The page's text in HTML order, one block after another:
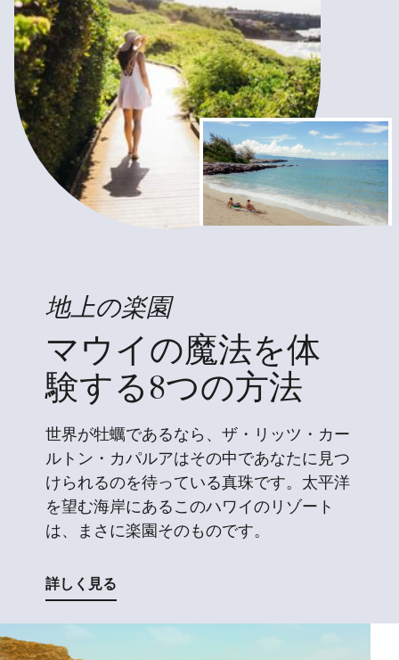
地上の楽園
マウイの魔法を体
験する8つの方法
世界が牡蠣であるなら、ザ・リッツ・カー
ルトン・カパルアはその中であなたに見つ
けられるのを待っている真珠です。太平洋
を望む海岸にあるこのハワイのリゾート
は、まさに楽園そのものです。
詳しく見る